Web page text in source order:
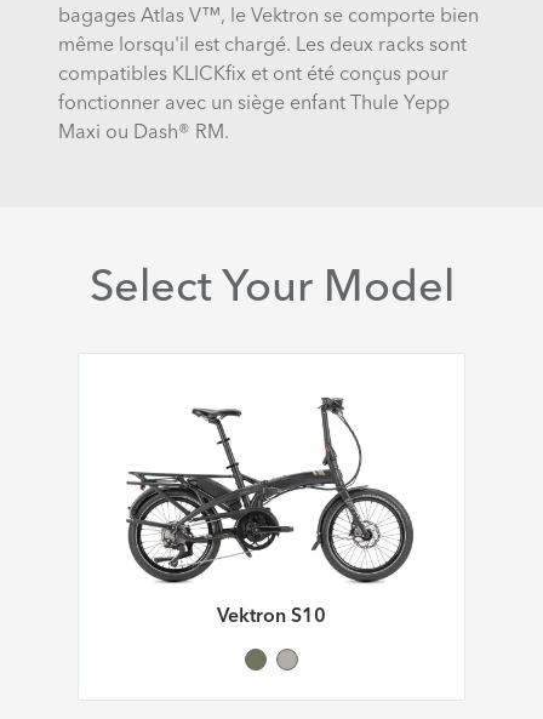
bagages Atlas V™, le Vektron se comporte bien
même lorsqu'il est chargé. Les deux racks sont
compatibles KLICKfix et ont été conçus pour
fonctionner avec un siège enfant Thule Yepp
Maxi ou Dash® RM.
Select Your Model
Vektron S10